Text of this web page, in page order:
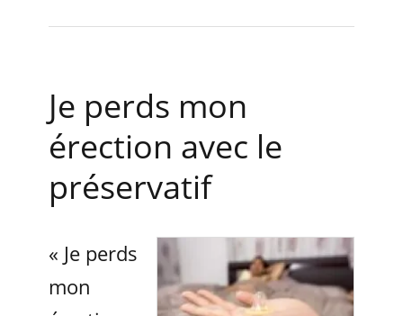
Je perds mon
érection avec le
préservatif
« Je perds
mon